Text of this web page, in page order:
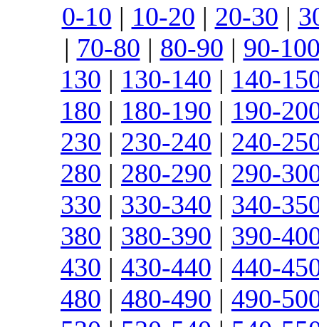
0-10 | 10-20 | 20-30 |
| 70-80 | 80-90 | 90-
130 | 130-140 | 140-
180 | 180-190 | 190-
230 | 230-240 | 240-
280 | 280-290 | 290-
330 | 330-340 | 340-
380 | 380-390 | 390-
430 | 430-440 | 440-
480 | 480-490 | 490-